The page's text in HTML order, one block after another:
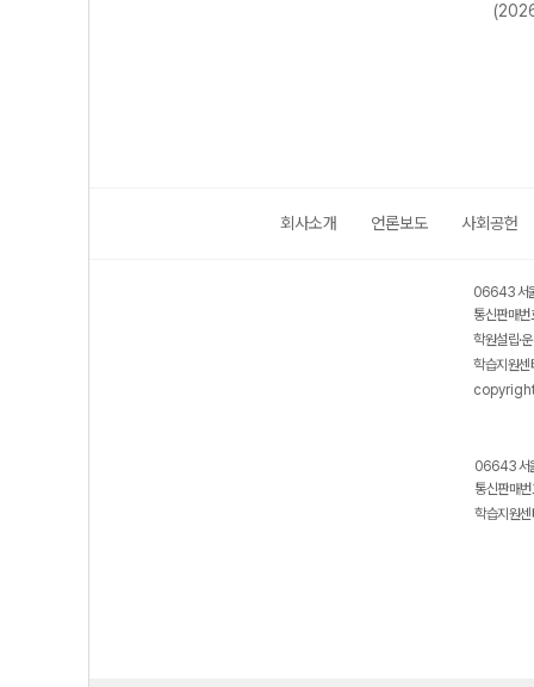
회사소개 언론보도 사회공헌
06643 서
통신판매
학원설립·
학습지원
06643 서
통신판매
학습지원